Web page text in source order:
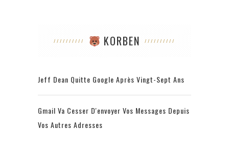
KORBEN
Jeff Dean Quitte Google Après Vingt-Sept Ans
Gmail Va Cesser D'envoyer Vos Messages Depuis
Vos Autres Adresses